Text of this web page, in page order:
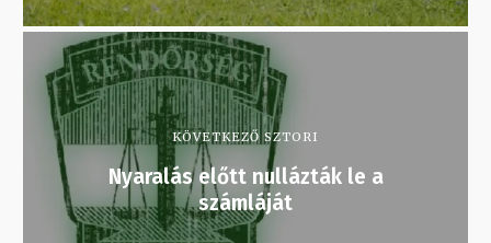
KÖVETKEZŐ SZTORI
Nyaralás előtt nullázták le a
számláját